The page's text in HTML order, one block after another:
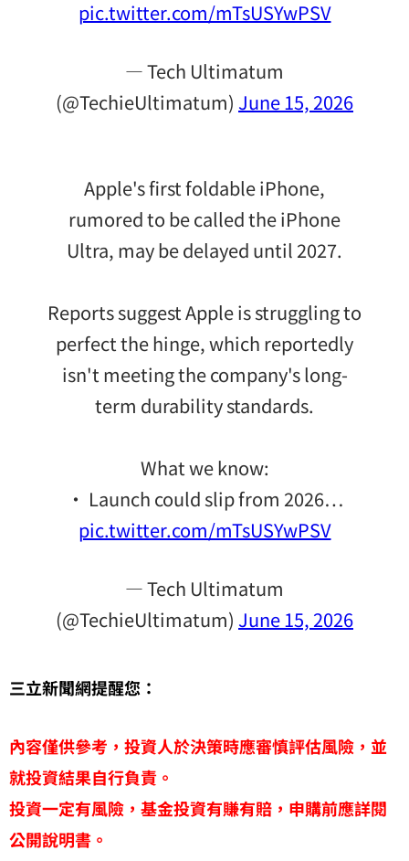
pic.twitter.com/mTsUSYwPSV
— Tech Ultimatum
(@TechieUltimatum) June 15, 2026
Apple's first foldable iPhone,
rumored to be called the iPhone
Ultra, may be delayed until 2027.
Reports suggest Apple is struggling to
perfect the hinge, which reportedly
isn't meeting the company's long-
term durability standards.
What we know:
• Launch could slip from 2026…
pic.twitter.com/mTsUSYwPSV
— Tech Ultimatum
(@TechieUltimatum) June 15, 2026
三立新聞網提醒您：
內容僅供參考，投資人於決策時應審慎評估風險，並
就投資結果自行負責。
投資一定有風險，基金投資有賺有賠，申購前應詳閱
公開說明書。